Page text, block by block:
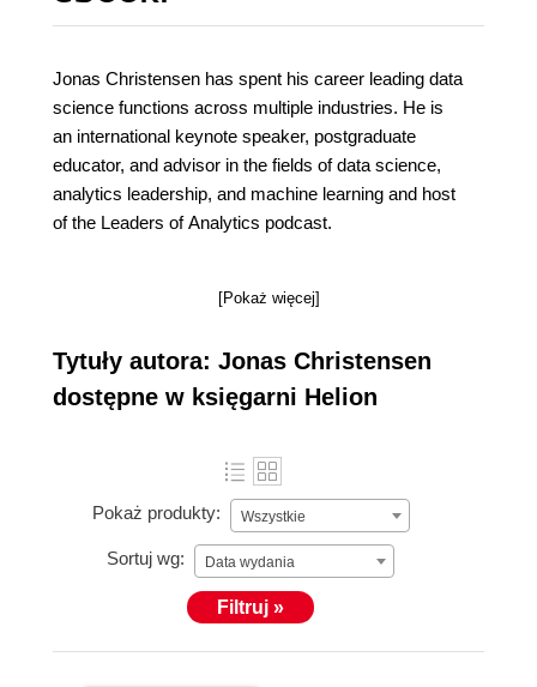
Jonas Christensen has spent his career leading data
science functions across multiple industries. He is
an international keynote speaker, postgraduate
educator, and advisor in the fields of data science,
analytics leadership, and machine learning and host
of the Leaders of Analytics podcast.
[Pokaż więcej]
Tytuły autora: Jonas Christensen
dostępne w księgarni Helion
Pokaż produkty: Wszystkie
Sortuj wg: Data wydania
Filtruj »